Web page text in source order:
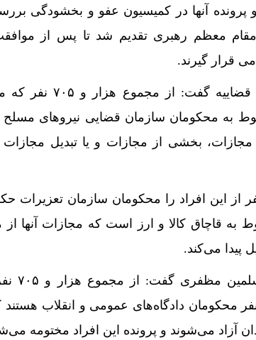
پرونده آنها در کمیسیون عفو و بخشودگی
معظم رهبری تقدیم شد تا پس از
قرار گیرند.
معاون قضایی قوه
نفر مربوط به محکومان سازمان قضایی نیروهای
مجازات، بخشی از مجازات و یا تبدیل
ادامه داد: ۸۵ نفر از این افراد را محکومان سازمان
به قاچاق کالا و ارز است که مجازات آنها
پیدا می‌کند.
هزارو ۵۳۶ نفر محکومان دادگاه‌های عمومی و انقلاب
آزاد می‌شوند و پرونده این افراد مختومه